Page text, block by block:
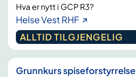
Hva er nytt i GCP R3?
Helse Vest RHF
ALLTID TILGJENGELIG
Grunnkurs spiseforstyrrelse